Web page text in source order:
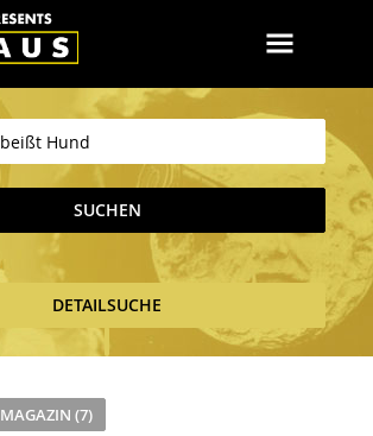
SUCHEN
DETAILSUCHE
MAGAZIN (7)